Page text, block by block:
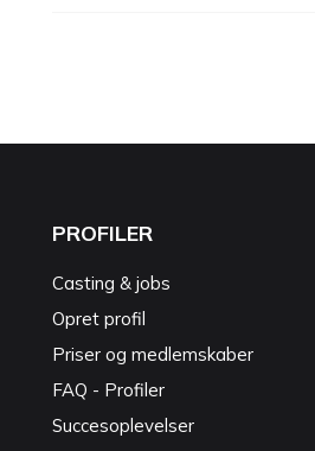
PROFILER
Casting & jobs
Opret profil
Priser og medlemskaber
FAQ - Profiler
Succesoplevelser